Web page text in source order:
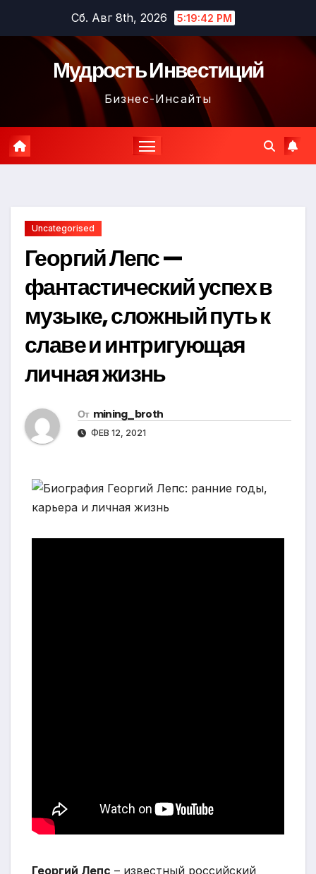
содержимому
Сб. Авг 8th, 2026 5:19:43 PM
Мудрость Инвестиций
Бизнес-Инсайты
Uncategorised
Георгий Лепс —
фантастический успех в
музыке, сложный путь к
славе и интригующая
личная жизнь
От mining_broth
ФЕВ 12, 2021
Георгий Лепс – известный российский